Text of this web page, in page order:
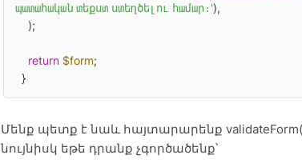
պատահական տեքստ ստեղծելու համար։'),
return $form;
  }
Մենք պետք է նաև հայտարարենք validateForm(),
նույնիսկ եթե դրանք չգործածենք՝